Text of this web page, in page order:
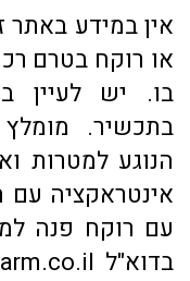
אין במידע באתר
או רוקח בטרם
בו. יש לעיין
בתכשיר.
הנוגע למטרות
אינטראקציה עם
בדוא"ל sales@o-pharm.co.il